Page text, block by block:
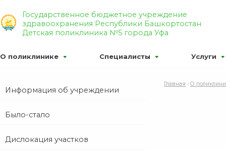
Р’РµСЂСЃРёСЏ РґР»СЏ
Р¦РІРµС‚РѕРІР°СЏ СЃС…РµРјР°:Р¦ Р¦ Р¦
Государственное бюджетное учреждение
здравоохранения Республики Башкортостан
Детская поликлиника №5 города Уфа
О поликлинике Специалисты Услуги
Информация об учреждении
Было-стало
Дислокация участков
Главная • О